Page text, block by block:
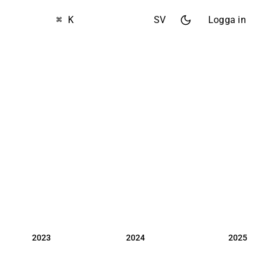
⌘ K SV Logga in
2023 2024 2025
2023 2024
2025